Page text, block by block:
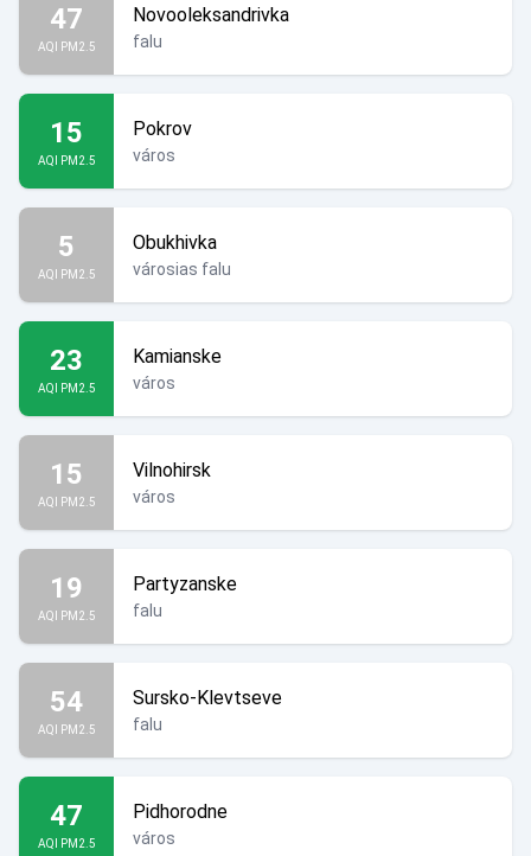
47
AQI PM2.5
Novooleksandrivka
falu
15
AQI PM2.5
Pokrov
város
5
AQI PM2.5
Obukhivka
városias falu
23
AQI PM2.5
Kamianske
város
15
AQI PM2.5
Vilnohirsk
város
19
AQI PM2.5
Partyzanske
falu
54
AQI PM2.5
Sursko-Klevtseve
falu
47
AQI PM2.5
Pidhorodne
város